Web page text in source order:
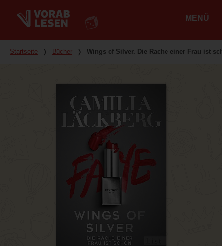
MENÜ
Du bist hier
Startseite ❭ Bücher ❭ Wings of Silver. Die Rache einer Frau ist